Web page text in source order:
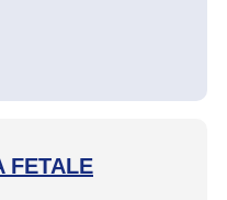
FETALE